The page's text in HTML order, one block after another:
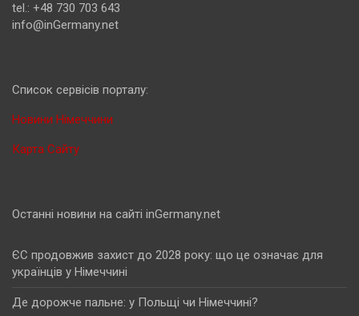
tel.: +48 730 703 643
info@inGermany.net
Cписок сервісів порталу:
Новини Німеччини
Карта Сайту
Останні новини на сайті inGermany.net
ЄС продовжив захист до 2028 року: що це означає для
українців у Німеччині
Де дорожче пальне: у Польщі чи Німеччині?